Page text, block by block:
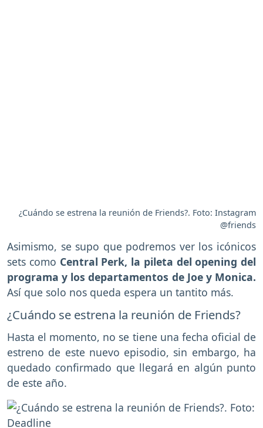
¿Cuándo se estrena la reunión de Friends?. Foto: Instagram
@friends
Asimismo, se supo que podremos ver los icónicos
sets como Central Perk, la pileta del opening del
programa y los departamentos de Joe y Monica.
Así que solo nos queda espera un tantito más.
¿Cuándo se estrena la reunión de Friends?
Hasta el momento, no se tiene una fecha oficial de
estreno de este nuevo episodio, sin embargo, ha
quedado confirmado que llegará en algún punto
de este año.